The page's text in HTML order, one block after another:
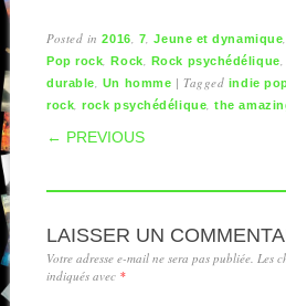
Posted in2016 7 ,Jeune et dynamique
Pop rock ,Rock Rock psychédélique
durable
Un homme | Tagged indie
rock ,rock psychédélique ,the
POST
← PREVIOUS
LAISSER UN
Votre adresse e-mail ne sera pas publiée. Les
indiqués avec *